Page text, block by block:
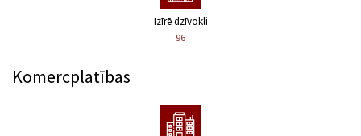
Izīrē dzīvokli
96
Komercplatības